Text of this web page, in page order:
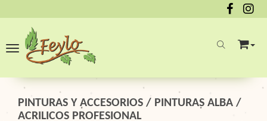
Toggle navigation
PINTURAS Y ACCESORIOS / PINTURAS ALBA /
ACRILICOS PROFESIONAL